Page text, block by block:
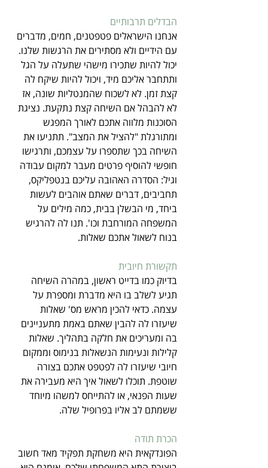
הבדלים תרבותיים
אנחנו הישראלים פטפטנים, חמים, מדברים
עם הידיים ולא מסתירים את הרגשות שלנו.
יכול להיות שתכירו מישהי שתעלה על הגל
ותתחבר אליכם מיד, ויכול להיות שיקח לה
קצת זמן. לא לשכוח שהמנטליות שונה, אז
לא להבהל אם השיחה קצת נתקעת. נציגת
הסוכנות מלווה אתכם לאורך המפגש
ומתורגלת "להציל את המצב". תתניעו את
השיחה בכך שתספרו על עצמכם, ותרגישו
חופשי להוסיף פרטים מעבר למקום עבודה
וגיל: הסדרה האהובה עליכם בנטפליקס,
תחביבים, דברים שאתם אוהבים לעשות
ביחד, מי הבשלן בבית, כמה מילים על
המשפחה המורחבת וכו'. תנו לה להרגיש
בנוח לשאול אתכם שאלות.
תקשורת חיובית
בדיוק כמו בדייט ראשון, במהרה השיחה
תגיע לשלב בו היא מדברת ומספרת על
עצמה. כדאי להכין מראש מס' שאלות
שיעזרו לה להבין שאתם באמת מתעניינים
בה ומעריכים את חלקה בתהליך. שאלות
קלילות ונעימות הנשאלות בנימוס וממקום
חיובי שיעזרו לה לפטפט אתכם בצורה
שוטפת. תוכלו לשאול איך היא מעבירה את
שעות הפנאי, או להתייחס למשהו מיוחד
ששמתם לב אליו בפרופיל שלה.
הכרת תודה
הפונדקאית היא משחקת תפקיד מאד חשוב